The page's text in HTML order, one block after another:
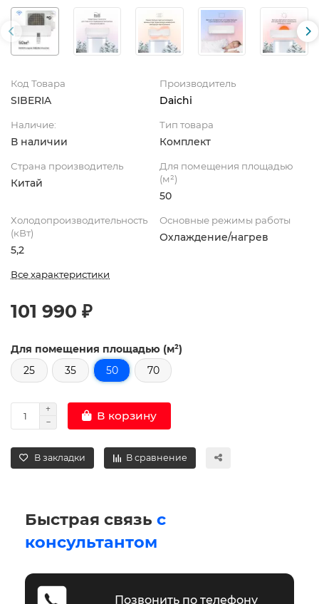
Код Товара
SIBERIA
Производитель
Daichi
Наличие:
В наличии
Тип товара
Комплект
Страна производитель
Китай
Для помещения площадью
(м²)
50
Холодопроизводительность
(кВт)
5,2
Основные режимы работы
Охлаждение/нагрев
Все характеристики
101 990 ₽
Для помещения площадью (м²)
25
35 50 70
В корзину
В закладки В сравнение
Быстрая связь с
консультантом
Позвонить по телефону